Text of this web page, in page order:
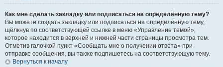
Как мне сделать закладку или подписаться на определённую тему?
Вы можете создать закладку или подписаться на определённую тему,
щёлкнув по соответствующей ссылке в меню «Управление темой»,
которое находится в верхней и нижней части страницы просмотра тем.
Отметив галочкой пункт «Сообщать мне о получении ответа» при
отправке сообщения, вы также подпишетесь на соответствующую тему.
Вернуться к началу